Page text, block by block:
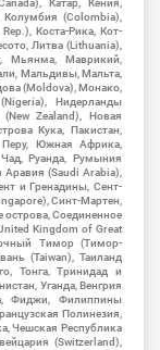
Катар, Кения,
Колумбия (Colombia),
Коста-Рика, Кот-
Литва (Lithuania),
Мьянма, Маврикий,
Мальдивы, Мальта,
(Moldova), Монако,
Нидерланды
Zealand), Новая
Кука, Пакистан,
Перу, Южная Африка,
Руанда, Румыния
Аравия (Saudi Arabia),
и Гренадины, Сент-
Синт-Мартен,
Соединенное
Kingdom of Great
Тимор (Тимор-
(Taiwan), Таиланд
Тонга, Тринидад и
Уганда, Венгрия
Фиджи, Филиппины
Полинезия,
Чешская Республика
(Switzerland),